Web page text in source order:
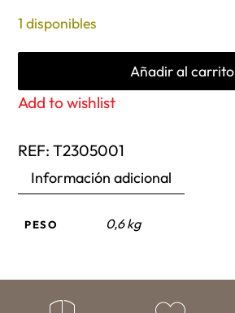
1 disponibles
Añadir al carrito
Add to wishlist
REF:T2305001
Información adicional
PESO 0,6 kg